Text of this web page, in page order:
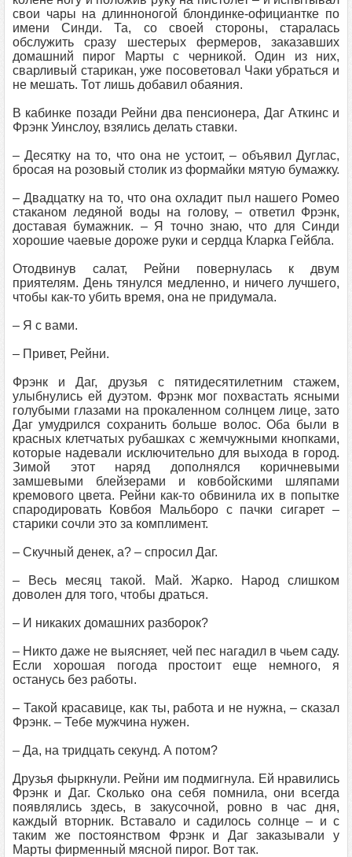
свои чары на длинноногой блондинке-официантке по
имени Синди. Та, со своей стороны, старалась
обслужить сразу шестерых фермеров, заказавших
домашний пирог Марты с черникой. Один из них,
сварливый старикан, уже посоветовал Чаки убраться и
не мешать. Тот лишь добавил обаяния.
В кабинке позади Рейни два пенсионера, Даг Аткинс и
Фрэнк Уинслоу, взялись делать ставки.
– Десятку на то, что она не устоит, – объявил Дуглас,
бросая на розовый столик из формайки мятую бумажку.
– Двадцатку на то, что она охладит пыл нашего Ромео
стаканом ледяной воды на голову, – ответил Фрэнк,
доставая бумажник. – Я точно знаю, что для Синди
хорошие чаевые дороже руки и сердца Кларка Гейбла.
Отодвинув салат, Рейни повернулась к двум
приятелям. День тянулся медленно, и ничего лучшего,
чтобы как-то убить время, она не придумала.
– Я с вами.
– Привет, Рейни.
Фрэнк и Даг, друзья с пятидесятилетним стажем,
улыбнулись ей дуэтом. Фрэнк мог похвастать ясными
голубыми глазами на прокаленном солнцем лице, зато
Даг умудрился сохранить больше волос. Оба были в
красных клетчатых рубашках с жемчужными кнопками,
которые надевали исключительно для выхода в город.
Зимой этот наряд дополнялся коричневыми
замшевыми блейзерами и ковбойскими шляпами
кремового цвета. Рейни как-то обвинила их в попытке
спародировать Ковбоя Мальборо с пачки сигарет –
старики сочли это за комплимент.
– Скучный денек, а? – спросил Даг.
– Весь месяц такой. Май. Жарко. Народ слишком
доволен для того, чтобы драться.
– И никаких домашних разборок?
– Никто даже не выясняет, чей пес нагадил в чьем саду.
Если хорошая погода простоит еще немного, я
останусь без работы.
– Такой красавице, как ты, работа и не нужна, – сказал
Фрэнк. – Тебе мужчина нужен.
– Да, на тридцать секунд. А потом?
Друзья фыркнули. Рейни им подмигнула. Ей нравились
Фрэнк и Даг. Сколько она себя помнила, они всегда
появлялись здесь, в закусочной, ровно в час дня,
каждый вторник. Вставало и садилось солнце – и с
таким же постоянством Фрэнк и Даг заказывали у
Марты фирменный мясной пирог. Вот так.